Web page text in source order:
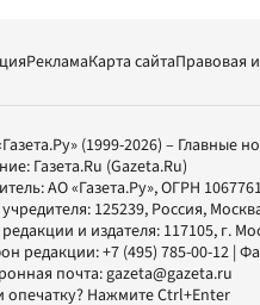
РекламаКарта сайтаПравовая
(1999-2026) – Главные
Газета.Ru (Gazeta.Ru)
АО «Газета.Ру», ОГРН
125239, Россия,
и издателя: 117105, г.
редакции:+7 (495) 785-00-12 |
почта:gazeta@gazeta.ru
опечатку? Нажмите Ctrl+Enter